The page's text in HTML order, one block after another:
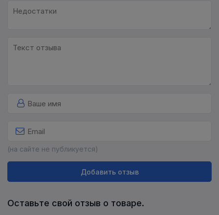
(на сайте не публикуется)
Добавить отзыв
Оставьте свой отзыв о товаре.